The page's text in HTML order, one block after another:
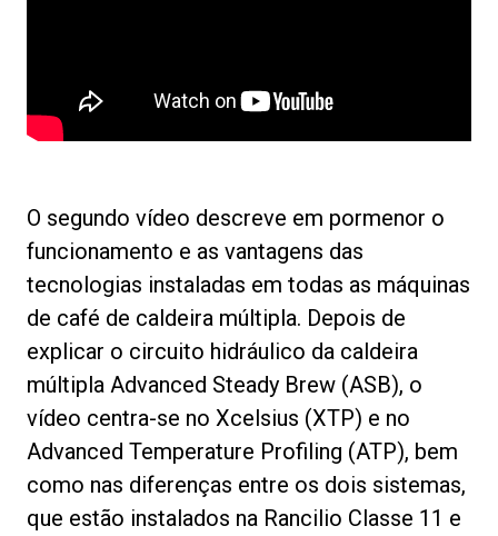
O segundo vídeo descreve em pormenor o
funcionamento e as vantagens das
tecnologias instaladas em todas as máquinas
de café de caldeira múltipla. Depois de
explicar o circuito hidráulico da caldeira
múltipla Advanced Steady Brew (ASB), o
vídeo centra-se no Xcelsius (XTP) e no
Advanced Temperature Profiling (ATP), bem
como nas diferenças entre os dois sistemas,
que estão instalados na Rancilio Classe 11 e